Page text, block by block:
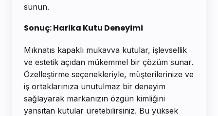
sunun.
Sonuç: Harika Kutu Deneyimi
Mıknatıs kapaklı mukavva kutular, işlevsellik
ve estetik açıdan mükemmel bir çözüm sunar.
Özelleştirme seçenekleriyle, müşterilerinize ve
iş ortaklarınıza unutulmaz bir deneyim
sağlayarak markanızın özgün kimliğini
yansıtan kutular üretebilirsiniz. Bu yüksek